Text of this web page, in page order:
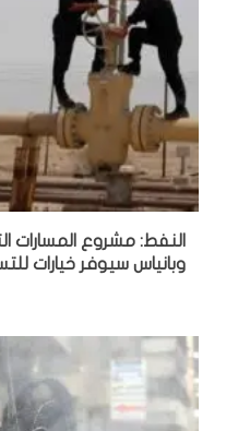
النفط: مشروع المسارات
وبانياس سيوفر خيارات